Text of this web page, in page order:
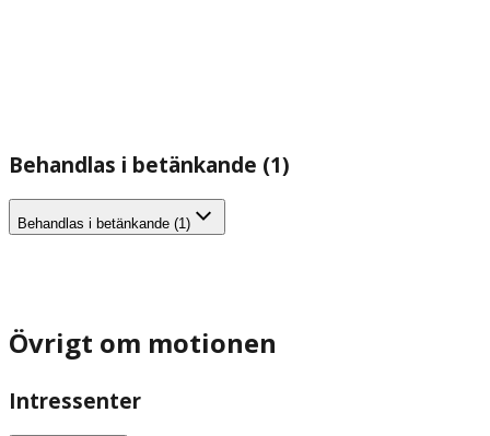
Behandlas i betänkande (1)
Behandlas i betänkande (1)
Övrigt om motionen
Intressenter